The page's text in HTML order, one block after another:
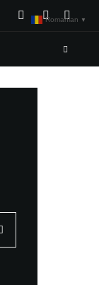
Romanian ▼